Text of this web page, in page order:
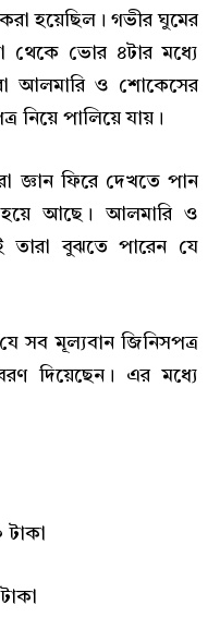
হয়েছিল। গভীর ঘুমের
ভোর ৪টার মধ্যে
আলমারি ও শোকেসের
নিয়ে পালিয়ে যায়।
জ্ঞান ফিরে দেখতে পান
হয়ে আছে। আলমারি ও
তারা বুঝতে পারেন যে
সব মূল্যবান জিনিসপত্র
দিয়েছেন। এর মধ্যে
টাকা